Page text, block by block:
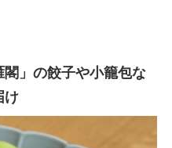
」の餃子や小籠包な
け